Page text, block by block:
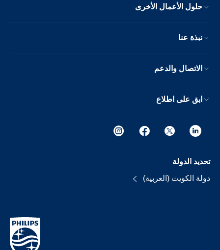
حلول الأعمال الأخرى
نبذة عنا
الاتصال والدعم
ابق على اطلاع
تحديد الدولة
دولة الكويت (العربية)